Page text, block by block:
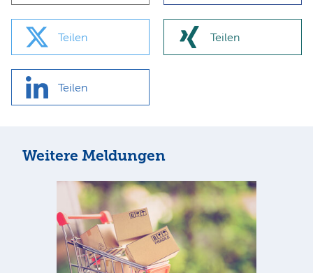
Teilen Teilen
Teilen
Weitere Meldungen